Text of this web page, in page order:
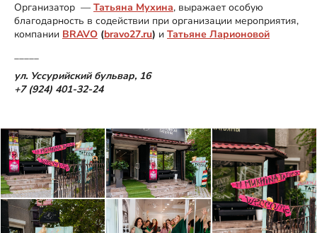
Организатор — Татьяна Мухина, выражает особую
благодарность в содействии при организации мероприятия,
компании BRAVO (bravo27.ru) и Татьяне Ларионовой
_____
ул. Уссурийский бульвар, 16
+7 (924) 401-32-24